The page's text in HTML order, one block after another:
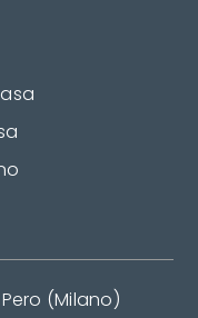
(Milano)